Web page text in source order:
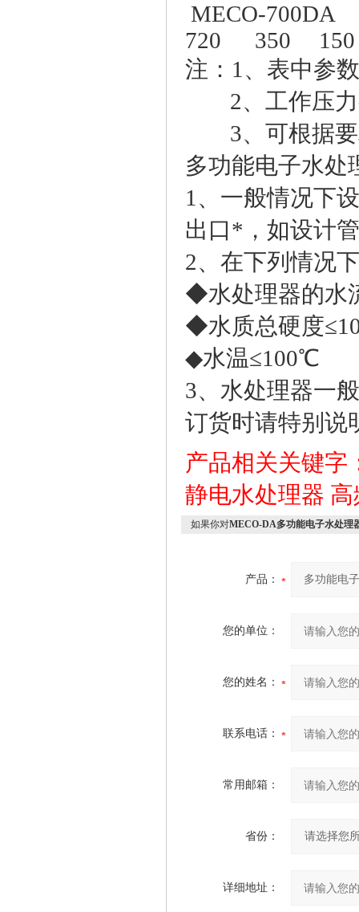
MECO-
720 350 150
注：1、表中参
2、工作压力
3、可根据要
多功能电子水处
1、一般情况下
出口*，如设计
2、在下列情况
◆水处理器的水
◆水质总硬度
◆水温≤100℃
3、水处理器一
订货时请特别说
产品相关关键字
静电水处理器 高
如果你对MECO-DA多功能电子水处理
产品：
您的单位：
您的姓名：
联系电话：
常用邮箱：
省份：
详细地址：